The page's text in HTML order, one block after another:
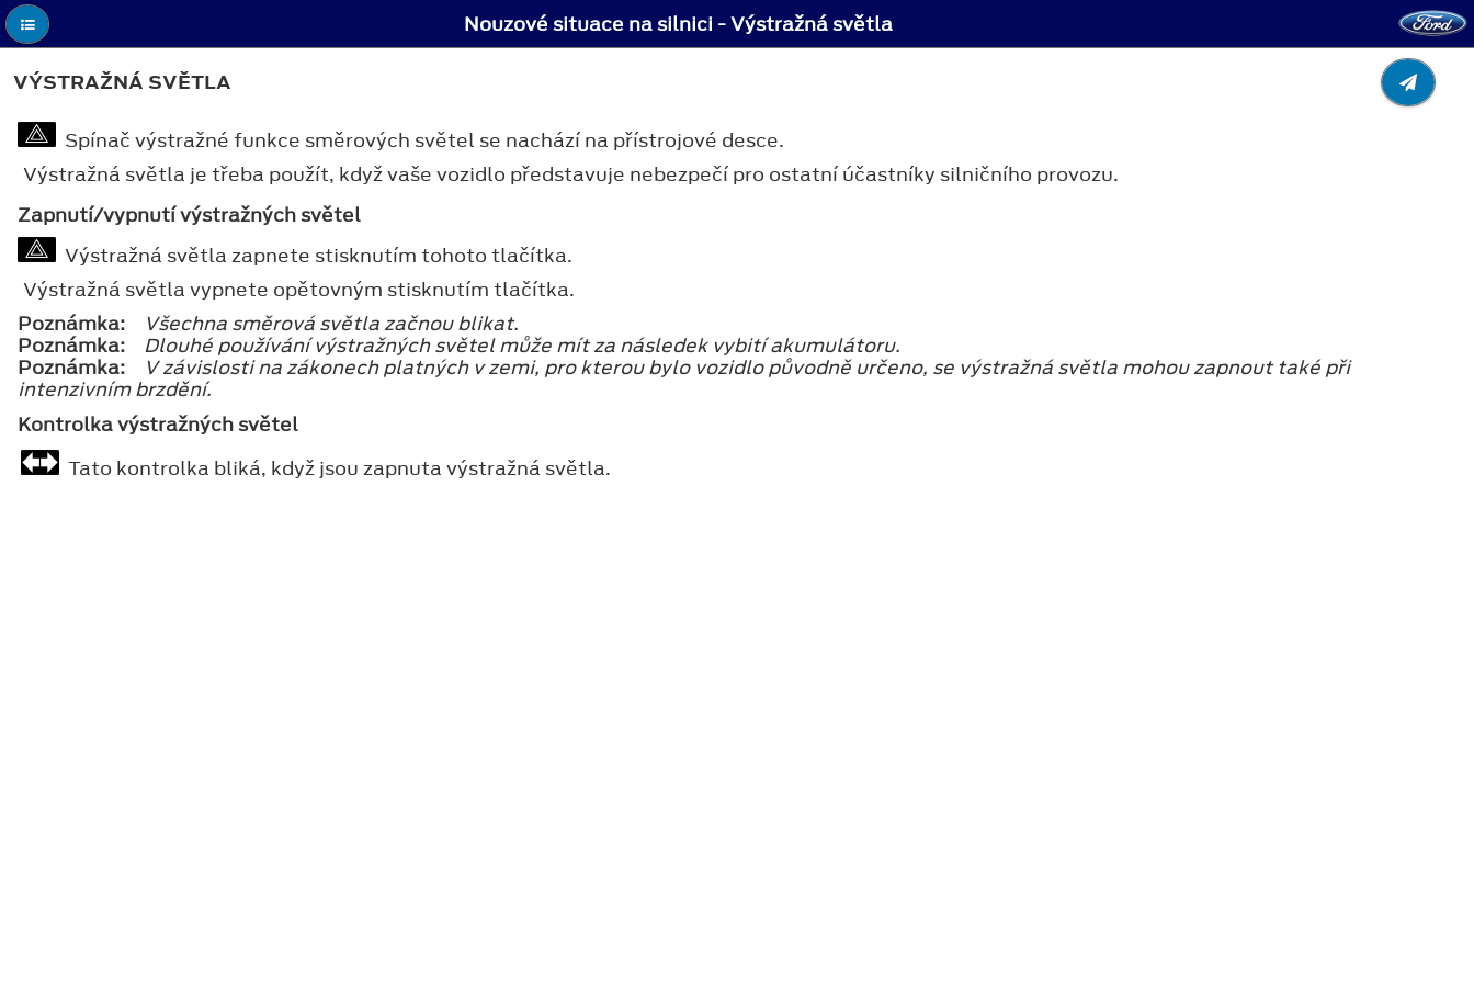
Nouzové situace na silnici - Výstražná světla
VÝSTRAŽNÁ SVĚTLA
Spínač výstražné funkce směrových světel se nachází na přístrojové desce.
Výstražná světla je třeba použít, když vaše vozidlo představuje nebezpečí pro ostatní účastníky silničního provozu.
Zapnutí/vypnutí výstražných světel
Výstražná světla zapnete stisknutím tohoto tlačítka.
Výstražná světla vypnete opětovným stisknutím tlačítka.
Poznámka:
Všechna směrová světla začnou blikat.
Poznámka:
Dlouhé používání výstražných světel může mít za následek vybití akumulátoru.
Poznámka:
V závislosti na zákonech platných v zemi, pro kterou bylo vozidlo původně určeno, se výstražná světla mohou zapnout také při
intenzivním brzdění.
Kontrolka výstražných světel
Tato kontrolka bliká, když jsou zapnuta výstražná světla.